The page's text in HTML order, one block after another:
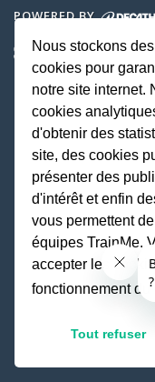
POWERED BY
Nous stockons
cookies pour
notre site internet.
cookies
d'obtenir des
site, des cookies
présenter des
d'intérêt et enfin
vous permettent
équipes TrainMe.
accepter les
fonctionnement du
Tout refuser